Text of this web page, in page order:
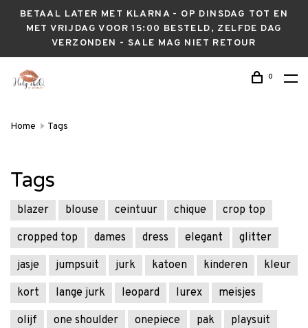
BETAAL LATER MET KLARNA - OP DINSDAG TOT EN
MET VRIJDAG VOOR 15:00 BESTELD, ZELFDE DAG
VERZONDEN - SALE MAG NIET RETOUR
0
Home Tags
Tags
blazer blouse ceintuur chique
crop top
cropped top
dames dress elegant
glitter
jasje
jumpsuit jurk katoen kinderen
kleur
kort
lange jurk leopard lurex
meisjes
olijf
one shoulder onepiece pak
playsuit